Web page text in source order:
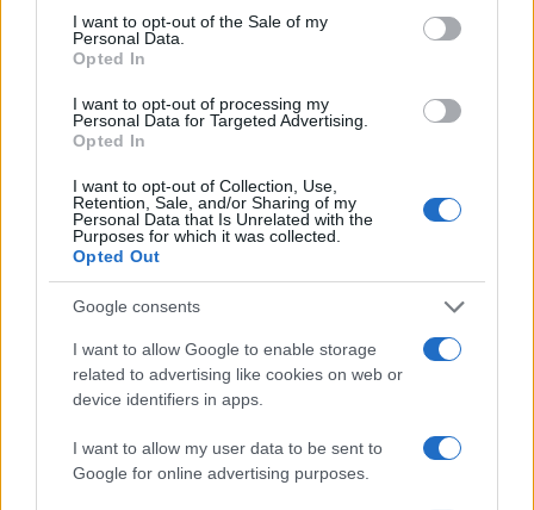
consent section.
I want to opt-out of the Sale of my
Personal Data.
Opted In
I want to opt-out of processing my
Personal Data for Targeted Advertising.
Opted In
I want to opt-out of Collection, Use,
Retention, Sale, and/or Sharing of my
Personal Data that Is Unrelated with the
Purposes for which it was collected.
Opted Out
Google consents
I want to allow Google to enable storage
related to advertising like cookies on web or
device identifiers in apps.
I want to allow my user data to be sent to
Google for online advertising purposes.
El verano de 2026 está repleto de eventos…
DEPORTES